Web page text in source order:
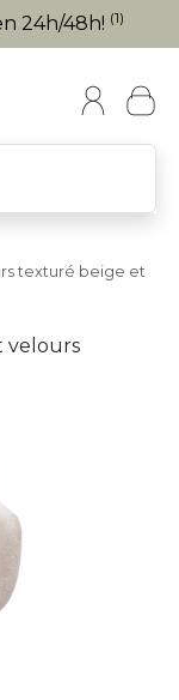
24h/48h! (1)
texturé beige et
velours